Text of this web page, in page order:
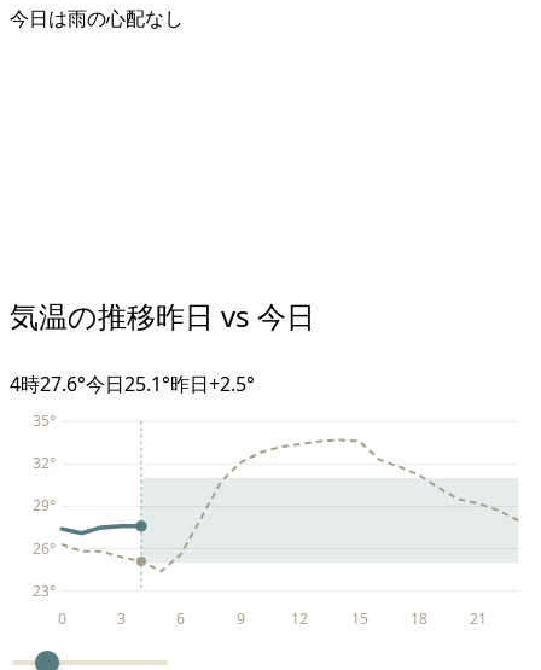
今日は雨の心配なし
気温の推移昨日 vs 今日
4時27.6°今日25.1°昨日+2.5°
23°
26°
29°
32°
35°
0 3 6 9 12 15 18 21